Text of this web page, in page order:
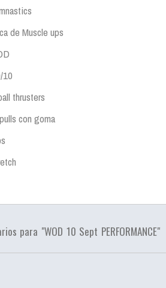
de Muscle ups
10
thrusters
con goma
para "WOD 10 Sept PERFORMANCE"